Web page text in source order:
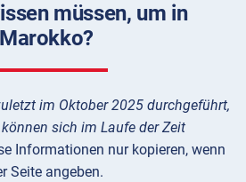
müssen, um in
Marokko?
im Oktober 2025 durchgeführt,
sich im Laufe der Zeit
Informationen nur kopieren, wenn
Seite angeben.